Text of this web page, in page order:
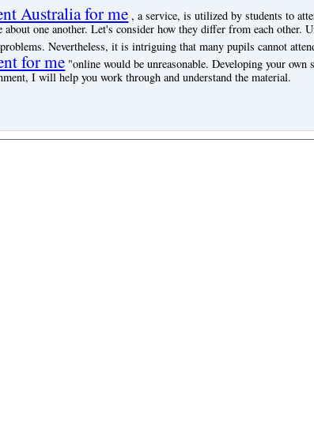
Australia for me , a service, is utilized by students to
about one another.Let's consider how they differ from each other.
problems.Nevertheless, it is intriguing that many pupils cannot
for me "online would be unreasonable.Developing your
I will help you work through and understand the material.